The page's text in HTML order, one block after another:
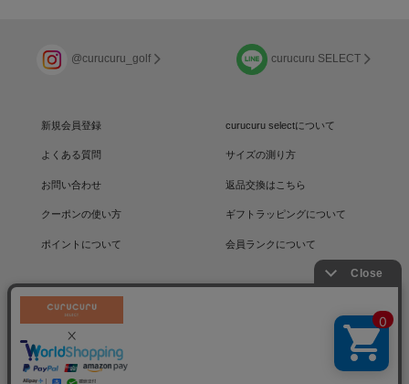
@curucuru_golf curucuru SELECT
新規会員登録 curucuru selectについて
よくある質問 サイズの測り方
お問い合わせ 返品交換はこちら
クーポンの使い方 ギフトラッピングについて
ポイントについて 会員ランクについて
利用規約